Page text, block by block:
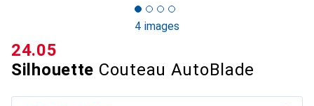
4 images
Silhouette Couteau AutoBlade
CHF
24.05